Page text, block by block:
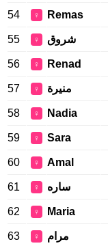
54 ♀ Remas
55 ♀ شروق
56 ♀ Renad
57 ♀ منيرة
58 ♀ Nadia
59 ♀ Sara
60 ♀ Amal
61 ♀ ساره
62 ♀ Maria
63 ♀ مرام